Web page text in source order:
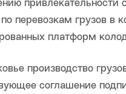
привлекательности
перевозкам грузов в
платформ
производство
соглашение